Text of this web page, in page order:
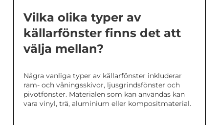
Vilka olika typer av
källarfönster finns det att
välja mellan?
Några vanliga typer av källarfönster inkluderar
ram- och våningsskivor, ljusgrindsfönster och
pivotfönster. Materialen som kan användas kan
vara vinyl, trä, aluminium eller kompositmaterial.